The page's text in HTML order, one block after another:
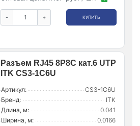
- + КУПИТЬ
Разъем RJ45 8P8C кат.6 UTP
ITK CS3-1C6U
Артикул:
CS3-1C6U
Бренд:
ITK
Длина, м:
0.041
Ширина, м:
0.0166